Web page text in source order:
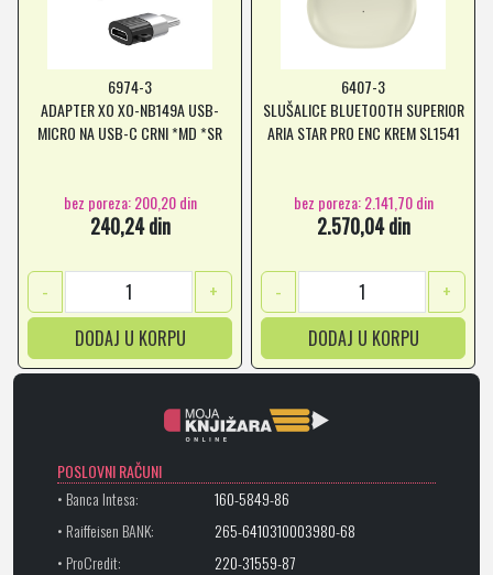
6974-3
ADAPTER XO XO-NB149A USB-
MICRO NA USB-C CRNI *MD *SR
bez poreza: 200,20 din
240,24 din
-
+
DODAJ U KORPU
6407-3
SLUŠALICE BLUETOOTH SUPERIOR
ARIA STAR PRO ENC KREM SL1541
bez poreza: 2.141,70 din
2.570,04 din
-
+
DODAJ U KORPU
POSLOVNI RAČUNI
• Banca Intesa:
160-5849-86
• Raiffeisen BANK:
265-6410310003980-68
• ProCredit:
220-31559-87